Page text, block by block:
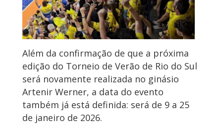
Além da confirmação de que a próxima
edição do Torneio de Verão de Rio do Sul
será novamente realizada no ginásio
Artenir Werner, a data do evento
também já está definida: será de 9 a 25
de janeiro de 2026.